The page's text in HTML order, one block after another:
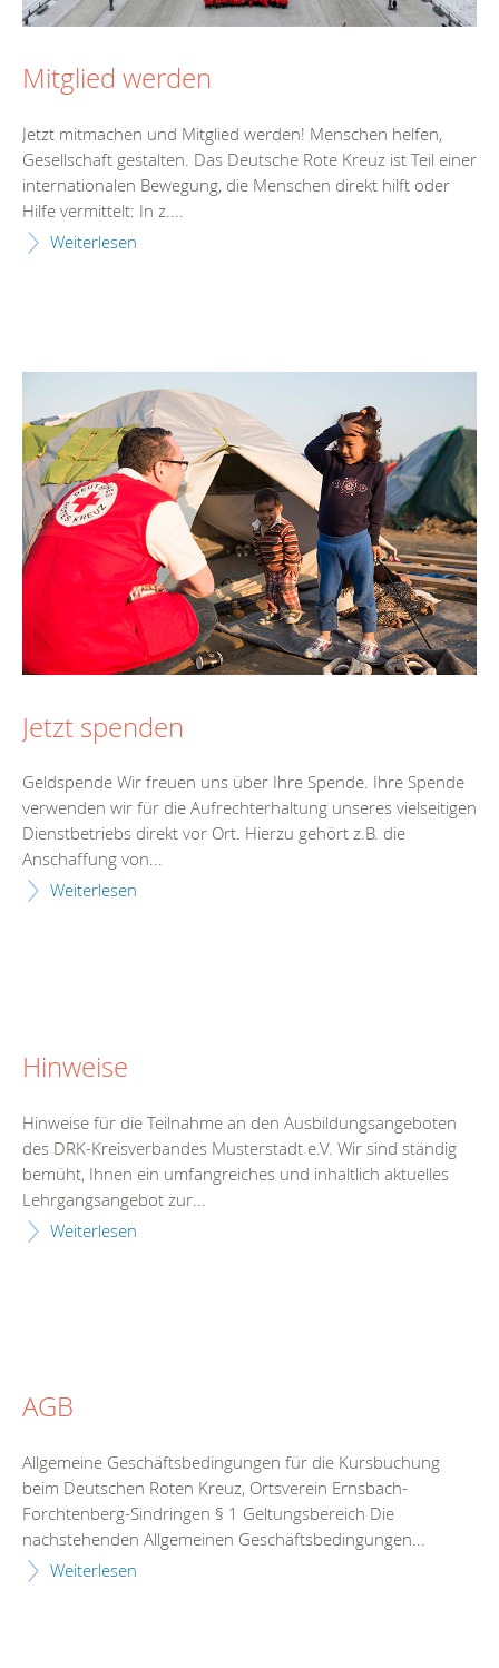
Mitglied werden
Jetzt mitmachen und Mitglied werden! Menschen helfen,
Gesellschaft gestalten. Das Deutsche Rote Kreuz ist Teil einer
internationalen Bewegung, die Menschen direkt hilft oder
Hilfe vermittelt: In z....
Weiterlesen
Jetzt spenden
Geldspende Wir freuen uns über Ihre Spende. Ihre Spende
verwenden wir für die Aufrechterhaltung unseres vielseitigen
Dienstbetriebs direkt vor Ort. Hierzu gehört z.B. die
Anschaffung von...
Weiterlesen
Hinweise
Hinweise für die Teilnahme an den Ausbildungsangeboten
des DRK-Kreisverbandes Musterstadt e.V. Wir sind ständig
bemüht, Ihnen ein umfangreiches und inhaltlich aktuelles
Lehrgangsangebot zur...
Weiterlesen
AGB
Allgemeine Geschäftsbedingungen für die Kursbuchung
beim Deutschen Roten Kreuz, Ortsverein Ernsbach-
Forchtenberg-Sindringen § 1 Geltungsbereich Die
nachstehenden Allgemeinen Geschäftsbedingungen...
Weiterlesen